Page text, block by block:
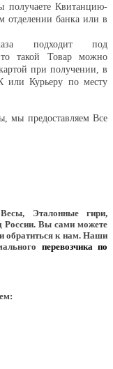
получаете Квитанцию-
отделении банка или в
подходит под
такой Товар можно
при получении, в
или Курьеру по месту
мы предоставляем Все
Эталонные гири,
России. Вы сами можете
обратиться к нам. Наши
перевозчика по